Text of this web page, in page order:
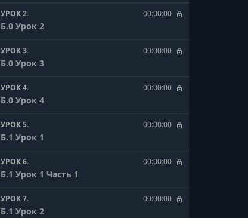
УРОК 2. 00:00:00
Б.0 Урок 2
УРОК 3. 00:00:00
Б.0 Урок 3
УРОК 4. 00:00:00
Б.0 Урок 4
УРОК 5. 00:00:00
Б.1 Урок 1
УРОК 6. 00:00:00
Б.1 Урок 1 Часть 1
УРОК 7. 00:00:00
Б.1 Урок 2